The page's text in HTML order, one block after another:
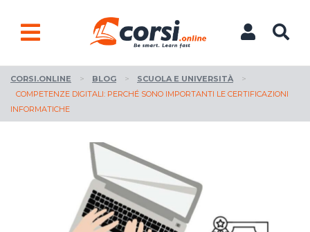
CORSI.ONLINE > BLOG > SCUOLA E UNIVERSITÀ
>
COMPETENZE DIGITALI: PERCHÉ SONO IMPORTANTI LE CERTIFICAZIONI
INFORMATICHE